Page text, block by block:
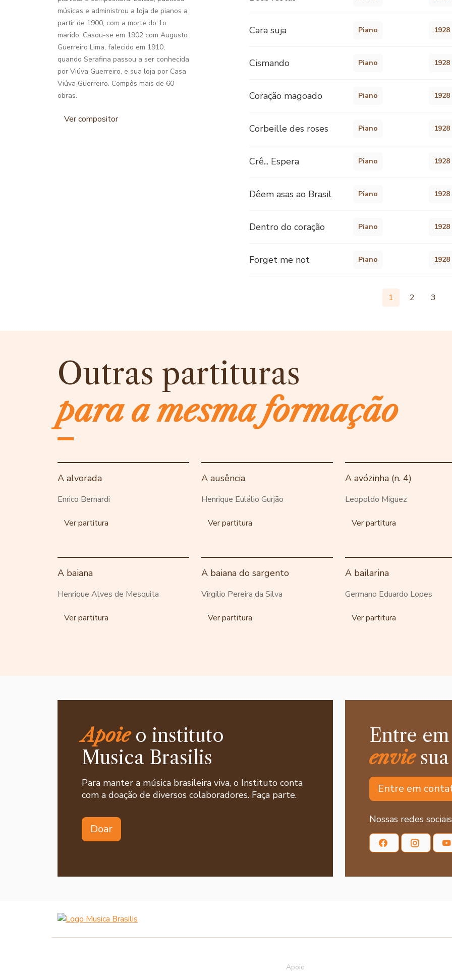
músicas e administrou a loja de pianos a
partir de 1900, com a morte do 1o
marido. Casou-se em 1902 com Augusto
Guerreiro Lima, falecido em 1910,
quando Serafina passou a ser conhecida
por Viúva Guerreiro, e sua loja por Casa
Viúva Guerreiro. Compôs mais de 60
obras.
Ver compositor
Cara suja Piano 1928
Cismando Piano 1928
Coração magoado Piano 1928
Corbeille des roses Piano 1928
Crê... Espera Piano 1928
Dêem asas ao Brasil Piano 1928
Dentro do coração Piano 1928
Forget me not Piano 1928
1 2 3
Outras partituras
para a mesma formação
A alvorada
Enrico Bernardi
Ver partitura
A ausência
Henrique Eulálio Gurjão
Ver partitura
A avózinha (n. 4)
Leopoldo Miguez
Ver partitura
A baiana
Henrique Alves de Mesquita
Ver partitura
A baiana do sargento
Virgilio Pereira da Silva
Ver partitura
A bailarina
Germano Eduardo Lopes
Ver partitura
Apoieo instituto
Musica Brasilis
Para manter a música brasileira viva, o Instituto conta
com a doação de diversos colaboradores. Faça parte.
Doar
Entre
enviesua
Entre em
Nossas redes sociais
Apoio